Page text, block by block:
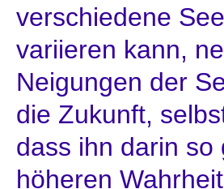
verschiedene
variieren kann,
Neigungen der
die Zukunft,
dass ihn darin so
höheren